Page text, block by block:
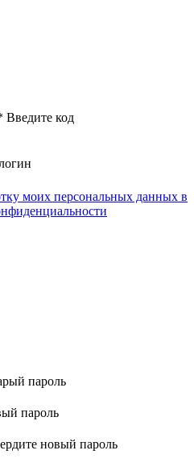
Введите код
моих персональных данных в
пароль
пароль
новый пароль